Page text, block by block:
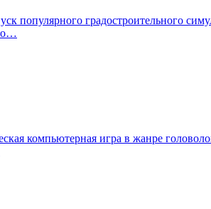
популярного градостроительного
компьютерная игра в жанре